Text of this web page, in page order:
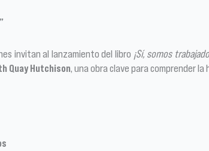
invitan al lanzamiento del libro ¡Sí, somos
Quay Hutchison, una obra clave para comprender